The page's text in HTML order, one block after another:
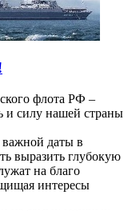
флота РФ –
и силу нашей страны
важной даты в
выразить глубокую
на благо
интересы